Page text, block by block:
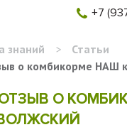
+7
знаний >
Статьи
о комбикорме НАШ
О